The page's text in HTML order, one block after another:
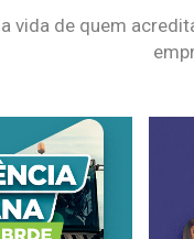
vida de quem